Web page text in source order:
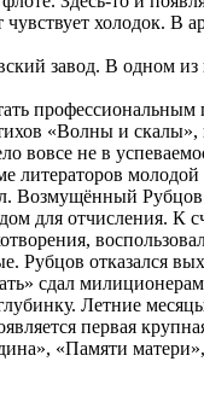
холодок. В
завод. В одном
«Волны и
не в
молодой
Возмущённый
для отчисления.
Рубцов
сдал
Летние
первая
«Памяти